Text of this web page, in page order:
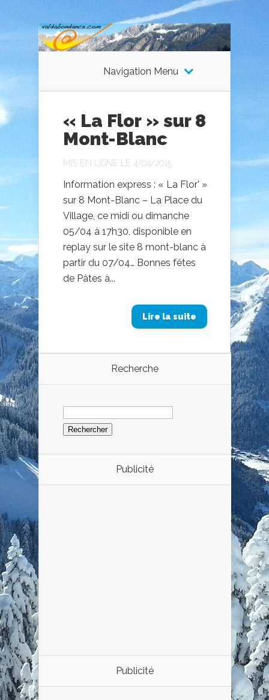
Navigation Menu
« La Flor » sur 8
Mont-Blanc
MIS EN LIGNE LE 4/04/2015
Information express : « La Flor' »
sur 8 Mont-Blanc – La Place du
Village, ce midi ou dimanche
05/04 à 17h30, disponible en
replay sur le site 8 mont-blanc à
partir du 07/04… Bonnes fêtes
de Pâtes à...
Lire la suite
Recherche
Rechercher :
Publicité
Publicité